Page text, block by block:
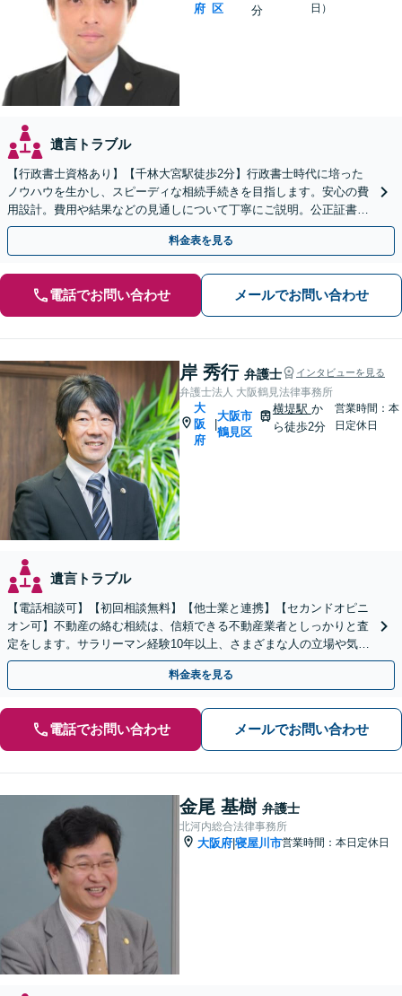
府 区
分
日）
遺言トラブル
【行政書士資格あり】【千林大宮駅徒歩2分】行政書士時代に培った
ノウハウを生かし、スピーディな相続手続きを目指します。安心の費
用設計。費用や結果などの見通しについて丁寧にご説明。公正証書遺
言や遺言執行人にも対応。【初回相談無料】【当日相談可】
料金表を見る
電話でお問い合わせ メールでお問い合わせ
岸 秀行 弁護士 インタビューを見る
弁護士法人 大阪鶴見法律事務所
大
阪
府
大阪市
鶴見区
横堤駅 か
ら徒歩2分
営業時間：本
日定休日
遺言トラブル
【電話相談可】【初回相談無料】【他士業と連携】【セカンドオピニ
オン可】不動産の絡む相続は、信頼できる不動産業者としっかりと査
定をします。サラリーマン経験10年以上、さまざまな人の立場や気持
ちが分かります。遺産分割や相続放棄もお任せください。
料金表を見る
電話でお問い合わせ メールでお問い合わせ
金尾 基樹 弁護士
北河内総合法律事務所
大阪府 寝屋川市営業時間：本日定休日